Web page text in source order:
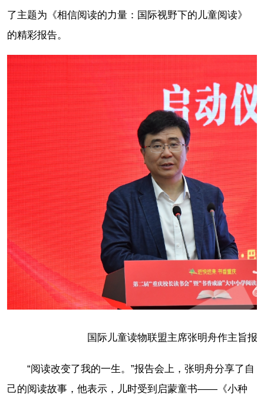
了主题为《相信阅读的力量：国际视野下的儿童阅读》
的精彩报告。
国际儿童读物联盟主席张明舟作主旨报
“阅读改变了我的一生。”报告会上，张明舟分享了自
己的阅读故事，他表示，儿时受到启蒙童书——《小种